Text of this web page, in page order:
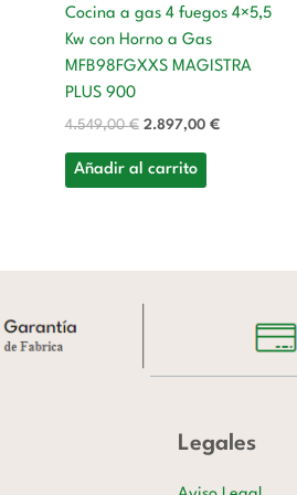
Cocina a gas 4 fuegos 4×5,5
Kw con Horno a Gas
MFB98FGXXS MAGISTRA
PLUS 900
4.549,00€ 2.897,00 €
Añadir al carrito
Legales